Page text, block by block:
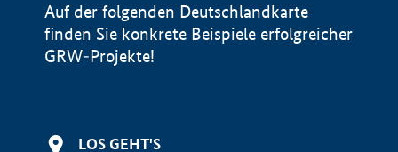
Auf der folgenden Deutschlandkarte
finden Sie konkrete Beispiele erfolgreicher
GRW-Projekte!
LOS GEHT'S